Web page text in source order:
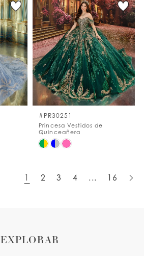
List
#1ce535c667
to
end
#PR30251
Princesa Vestidos de
Quinceañera
Skip
#396751ab6e
1 2 3 4 ... 16
EXPLORAR